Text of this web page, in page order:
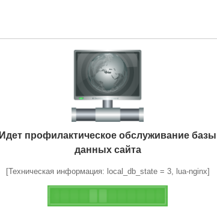
Идет профилактическое обслуживание базы
данных сайта
[Техническая информация: local_db_state = 3, lua-nginx]